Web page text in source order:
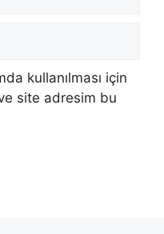
kullanılması için
site adresim bu